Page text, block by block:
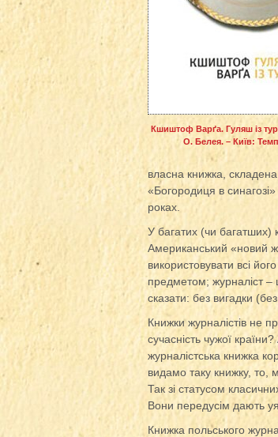
Кшиштоф Варґа. Гуляш із
О. Белея. – Київ:
власна книжка, складена
«Богородиця в
роках.
У багатих (чи багатших)
Американський «новий
використовувати всі
предметом; журналіст –
сказати: без вигадки
Книжки журналістів не
сучасність чужої
журналістська книжка
видамо таку книжку, то,
Так зі статусом
Вони передусім дають
Книжка польського